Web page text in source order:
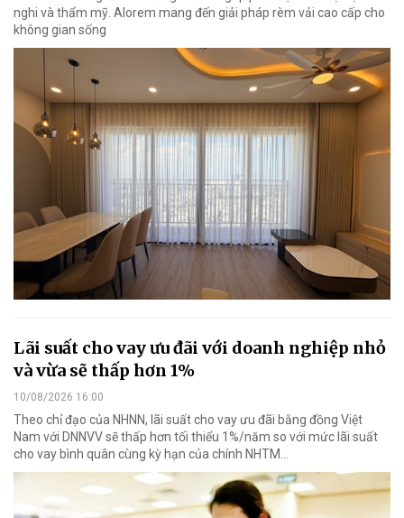
nghi và thẩm mỹ. Alorem mang đến giải pháp rèm vải cao cấp cho
không gian sống
Lãi suất cho vay ưu đãi với doanh nghiệp nhỏ
và vừa sẽ thấp hơn 1%
10/08/2026 16:00
Theo chỉ đạo của NHNN, lãi suất cho vay ưu đãi bằng đồng Việt
Nam với DNNVV sẽ thấp hơn tối thiểu 1%/năm so với mức lãi suất
cho vay bình quân cùng kỳ hạn của chính NHTM...